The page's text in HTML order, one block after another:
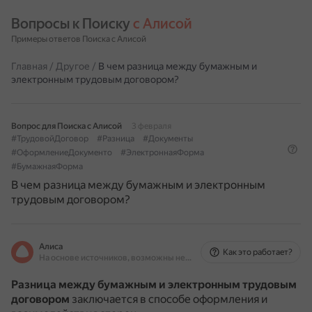
Вопросы к Поиску с Алисой
Примеры ответов Поиска с Алисой
Главная / Другое / В чем разница между бумажным и
электронным трудовым договором?
Вопрос для Поиска с Алисой
3 февраля
#ТрудовойДоговор
#Разница
#Документы
#ОформлениеДокументо
#ЭлектроннаяФорма
#БумажнаяФорма
В чем разница между бумажным и электронным
трудовым договором?
Алиса
На основе источников, возможны неточности
Как это работает?
Разница между бумажным и электронным трудовым
договором заключается в способе оформления и